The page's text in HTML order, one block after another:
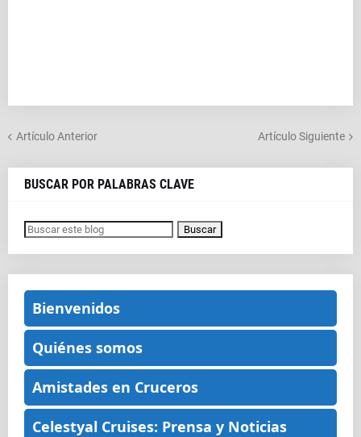
Artículo Anterior Artículo Siguiente
BUSCAR POR PALABRAS CLAVE
Bienvenidos
Quiénes somos
Amistades en Cruceros
Celestyal Cruises: Prensa y Noticias